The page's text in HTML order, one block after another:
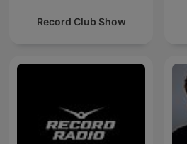
Record Club Show